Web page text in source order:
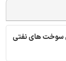
سوخت های نفتی